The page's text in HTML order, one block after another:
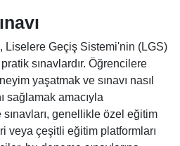
Liselere Geçiş Sistemi'nin (LGS)
sınavlardır. Öğrencilere
yaşatmak ve sınavı nasıl
sağlamak amacıyla
genellikle özel eğitim
veya çeşitli eğitim platformları